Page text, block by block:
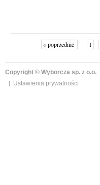
« poprzednie 1
Copyright © Wyborcza sp. z o.o.
Ustawienia prywatności